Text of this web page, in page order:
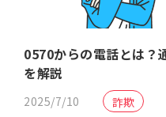
0570からの電話とは？
を解説
2025/7/10 詐欺